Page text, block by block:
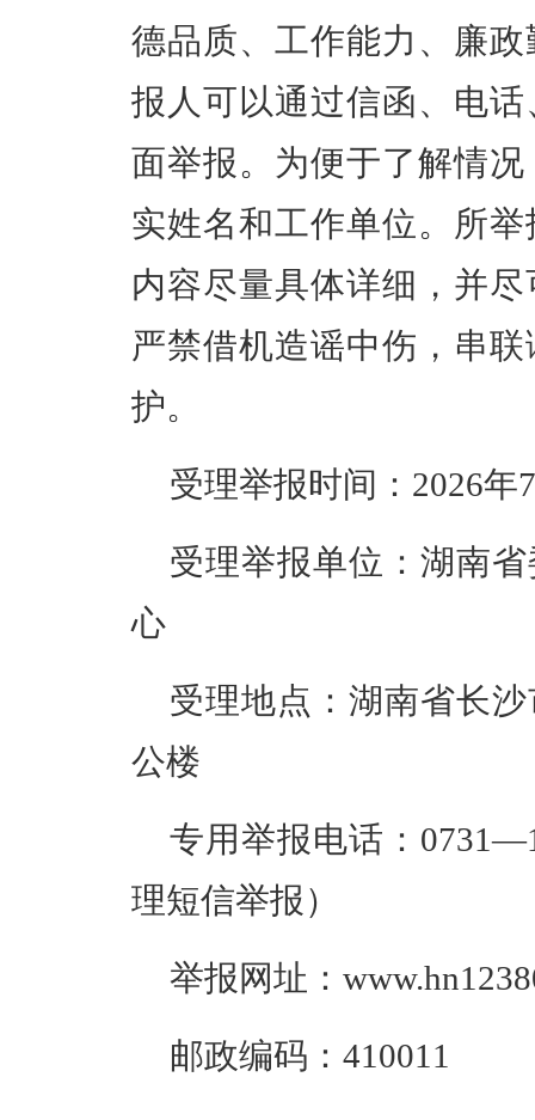
德品质、工作能力、廉
报人可以通过信函、电
面举报。为便于了解情
实姓名和工作单位。所
内容尽量具体详细，并
严禁借机造谣中伤，串
护。
受理举报时间： 2026年7
受理举报单位：湖南
心
受理地点： 湖南省长
公楼
专用举报电话：
理短信举报）
举报网址：
邮政编码： 410011